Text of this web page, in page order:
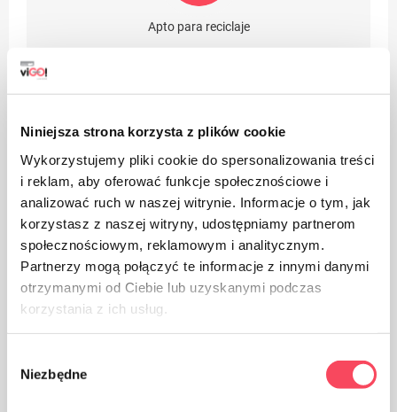
Niniejsza strona korzysta z plików cookie
Wykorzystujemy pliki cookie do spersonalizowania treści
i reklam, aby oferować funkcje społecznościowe i
analizować ruch w naszej witrynie. Informacje o tym, jak
korzystasz z naszej witryny, udostępniamy partnerom
społecznościowym, reklamowym i analitycznym.
Partnerzy mogą połączyć te informacje z innymi danymi
otrzymanymi od Ciebie lub uzyskanymi podczas
korzystania z ich usług.
zgody
Niezbędne
Apto para reciclaje
Mantener fuera del alcance de los niños
Certificates